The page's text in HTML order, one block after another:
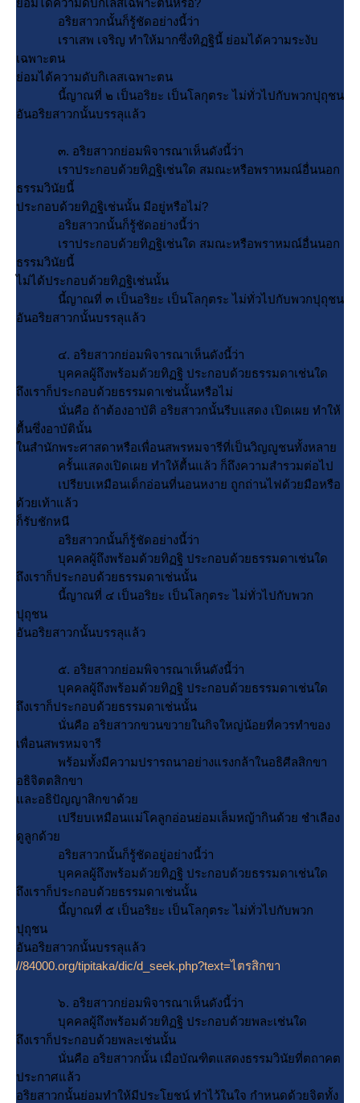
่อมได้ความดับกิเลสเฉพาะตนหรือ?
อริยสาวกนั้นก็รู้ชัดอย่างนี้ว่า
เราเสพ เจริญ ทำให้มากซึ่งทิฏฐินี้ ย่อมได้ความระงับ
เฉพาะตน
่อมได้ความดับกิเลสเฉพาะตน
นี้ญาณที่ ๒ เป็นอริยะ เป็นโลกุตระ ไม่ทั่วไปกับพวกปุถุชน
อันอริยสาวกนั้นบรรลุแล้ว
๓. อริยสาวกย่อมพิจารณาเห็นดังนี้ว่า
เราประกอบด้วยทิฏฐิเช่นใด สมณะหรือพราหมณ์อื่นนอก
ธรรมวินัยนี้
ประกอบด้วยทิฏฐิเช่นนั้น มีอยู่หรือไม่?
อริยสาวกนั้นก็รู้ชัดอย่างนี้ว่า
เราประกอบด้วยทิฏฐิเช่นใด สมณะหรือพราหมณ์อื่นนอก
ธรรมวินัยนี้
ไม่ได้ประกอบด้วยทิฏฐิเช่นนั้น
นี้ญาณที่ ๓ เป็นอริยะ เป็นโลกุตระ ไม่ทั่วไปกับพวกปุถุชน
อันอริยสาวกนั้นบรรลุแล้ว
๔. อริยสาวกย่อมพิจารณาเห็นดังนี้ว่า
บุคคลผู้ถึงพร้อมด้วยทิฏฐิ ประกอบด้วยธรรมดาเช่นใด
ถึงเราก็ประกอบด้วยธรรมดาเช่นนั้นหรือไม่
นั่นคือ ถ้าต้องอาบัติ อริยสาวกนั้นรีบแสดง เปิดเผย ทำให้
ตื้นซึ่งอาบัตินั้น
นสำนักพระศาสดาหรือเพื่อนสพรหมจารีที่เป็นวิญญูชนทั้งหลา
ครั้นแสดงเปิดเผย ทำให้ตื้นแล้ว ก็ถึงความสำรวมต่อไป
เปรียบเหมือนเด็กอ่อนที่นอนหงาย ถูกถ่านไฟด้วยมือหรือ
ด้วยเท้าแล้ว
ก็รับชักหนี
อริยสาวกนั้นก็รู้ชัดอย่างนี้ว่า
บุคคลผู้ถึงพร้อมด้วยทิฏฐิ ประกอบด้วยธรรมดาเช่นใด
ถึงเราก็ประกอบด้วยธรรมดาเช่นนั้น
นี้ญาณที่ ๔ เป็นอริยะ เป็นโลกุตระ ไม่ทั่วไปกับพวก
ปุถุชน
อันอริยสาวกนั้นบรรลุแล้ว
๕. อริยสาวกย่อมพิจารณาเห็นดังนี้ว่า
บุคคลผู้ถึงพร้อมด้วยทิฏฐิ ประกอบด้วยธรรมดาเช่นใด
ถึงเราก็ประกอบด้วยธรรมดาเช่นนั้น
นั่นคือ อริยสาวกขวนขวายในกิจใหญ่น้อยที่ควรทำของ
เพื่อนสพรหมจารี
พร้อมทั้งมีความปรารถนาอย่างแรงกล้าในอธิศีลสิกขา
อธิจิตตสิกขา
ละอธิปัญญาสิกขาด้ว
เปรียบเหมือนแม่โคลูกอ่อนย่อมเล็มหญ้ากินด้วย ชำเลือง
ดูลูกด้ว
อริยสาวกนั้นก็รู้ชัดอยู่อย่างนี้ว่า
บุคคลผู้ถึงพร้อมด้วยทิฏฐิ ประกอบด้วยธรรมดาเช่นใด
ถึงเราก็ประกอบด้วยธรรมดาเช่นนั้น
นี้ญาณที่ ๕ เป็นอริยะ เป็นโลกุตระ ไม่ทั่วไปกับพวก
ปุถุชน
อันอริยสาวกนั้นบรรลุแล้ว
//84000.org/tipitaka/dic/d_seek.php?text=ไตรสิกขา
๖. อริยสาวกย่อมพิจารณาเห็นดังนี้ว่า
บุคคลผู้ถึงพร้อมด้วยทิฏฐิ ประกอบด้วยพละเช่นใด
ถึงเราก็ประกอบด้วยพละเช่นนั้น
นั่นคือ อริยสาวกนั้น เมื่อบัณฑิตแสดงธรรมวินัยที่ตถาคต
ประกาศแล้ว
อริยสาวกนั้นย่อมทำให้มีประโยชน์ ทำไว้ในใจ กำหนดด้วยจิตทั้ง